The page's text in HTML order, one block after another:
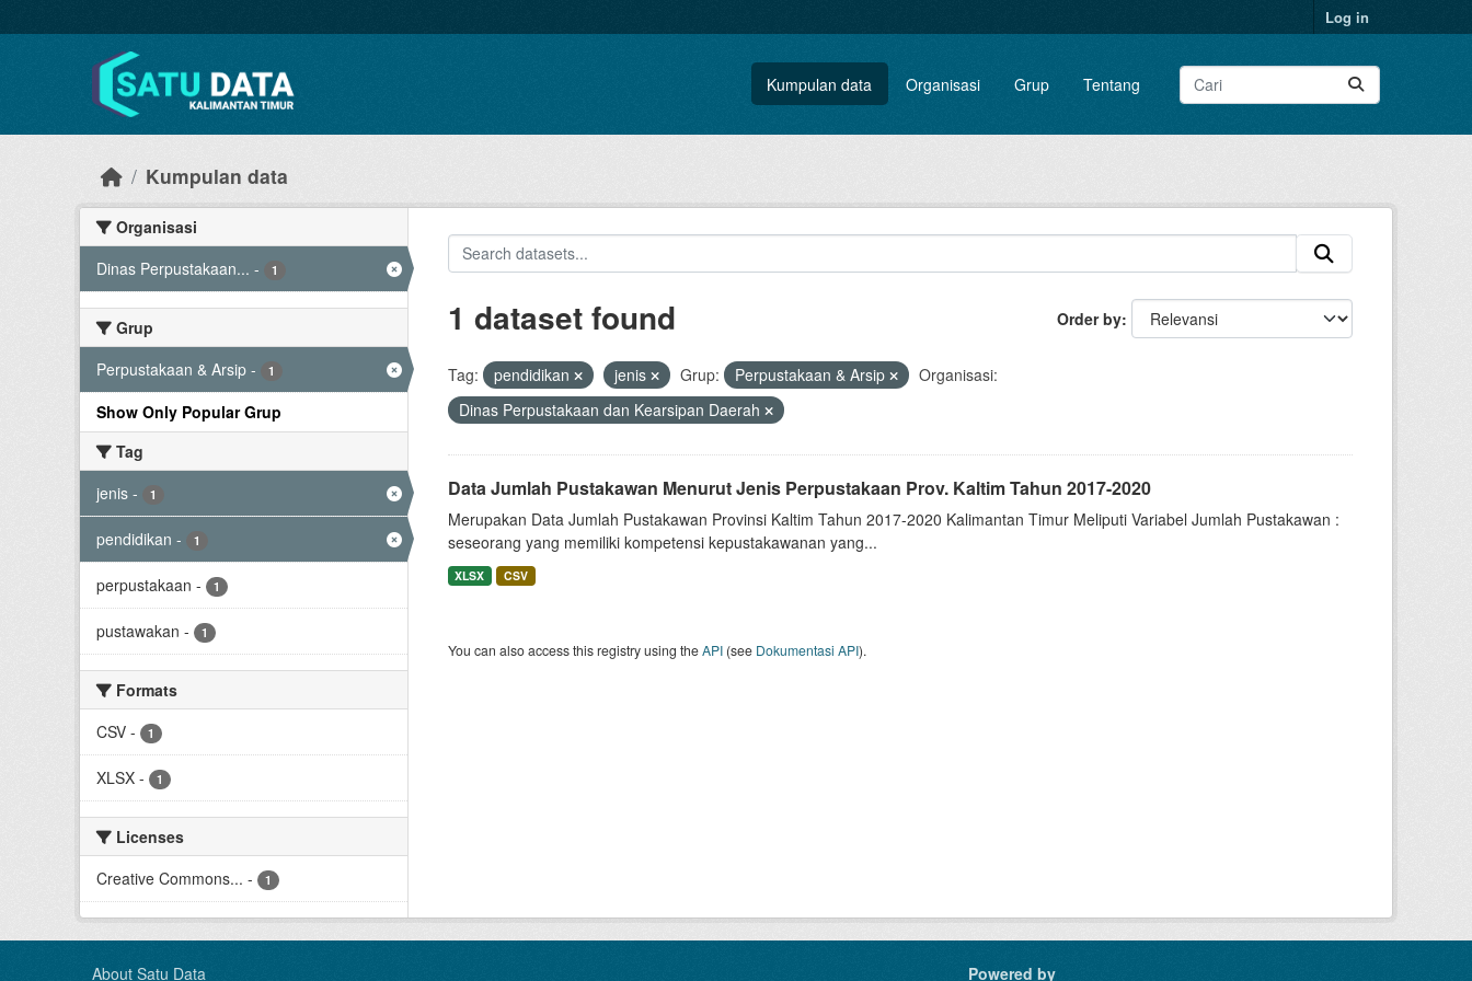
Log in
Kumpulan data Organisasi Grup Tentang
Kumpulan data
Organisasi
Dinas Perpustakaan... - 1
Grup
Perpustakaan & Arsip - 1
Show Only Popular Grup
Tag
jenis - 1
pendidikan - 1
perpustakaan - 1
pustawakan - 1
Formats
CSV - 1
XLSX - 1
Licenses
Creative Commons... - 1
Order by
1 dataset found
Tag: pendidikan jenis Grup: Perpustakaan & Arsip
Organisasi:
Dinas Perpustakaan dan Kearsipan Daerah
Data Jumlah Pustakawan Menurut Jenis Perpustakaan Prov. Kaltim Tahun 2017-2020
Merupakan Data Jumlah Pustakawan Provinsi Kaltim Tahun 2017-2020 Kalimantan Timur Meliputi Variabel Jumlah Pustakawan :
seseorang yang memiliki kompetensi kepustakawanan yang...
XLSX CSV
You can also access this registry using theAPI(see Dokumentasi API).
About Satu Data Powered by